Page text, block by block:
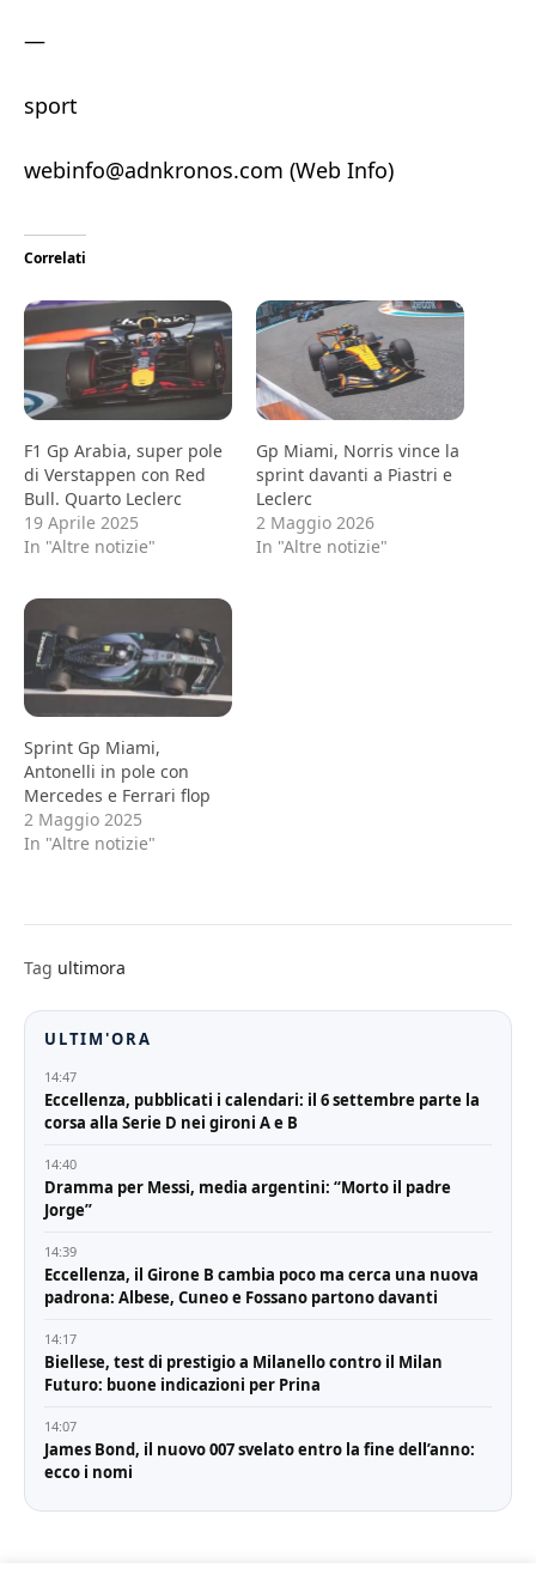
—
sport
webinfo@adnkronos.com (Web Info)
Correlati
F1 Gp Arabia, super pole
di Verstappen con Red
Bull. Quarto Leclerc
19 Aprile 2025
In "Altre notizie"
Gp Miami, Norris vince la
sprint davanti a Piastri e
Leclerc
2 Maggio 2026
In "Altre notizie"
Sprint Gp Miami,
Antonelli in pole con
Mercedes e Ferrari flop
2 Maggio 2025
In "Altre notizie"
Tag ultimora
ULTIM'ORA
14:47
Eccellenza, pubblicati i calendari: il 6 settembre parte la
corsa alla Serie D nei gironi A e B
14:40
Dramma per Messi, media argentini: “Morto il padre
Jorge”
14:39
Eccellenza, il Girone B cambia poco ma cerca una nuova
padrona: Albese, Cuneo e Fossano partono davanti
14:17
Biellese, test di prestigio a Milanello contro il Milan
Futuro: buone indicazioni per Prina
14:07
James Bond, il nuovo 007 svelato entro la fine dell’anno:
ecco i nomi